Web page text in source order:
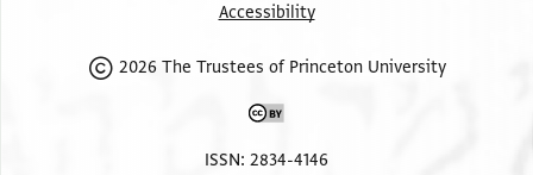
Accessibility
2026 The Trustees of Princeton University
ISSN: 2834-4146